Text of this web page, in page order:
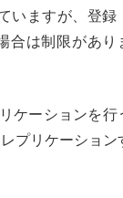
いますが、登録
合は制限があり
ケーションを行
プリケーション